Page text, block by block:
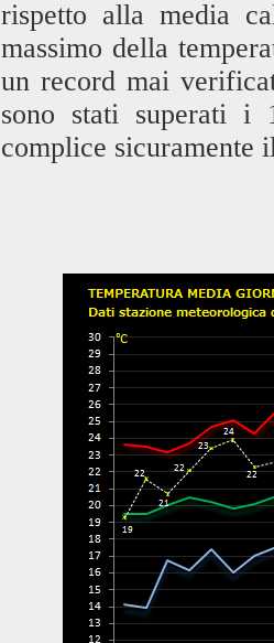
rispetto alla media
massimo della
un record mai
sono stati superati i
complice sicuramente